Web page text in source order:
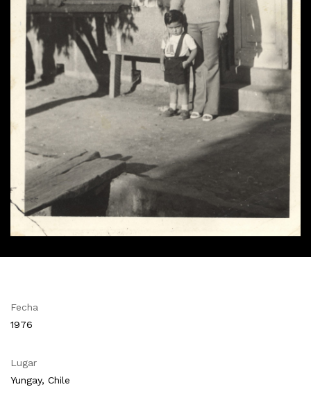
Fecha
1976
Lugar
Yungay, Chile